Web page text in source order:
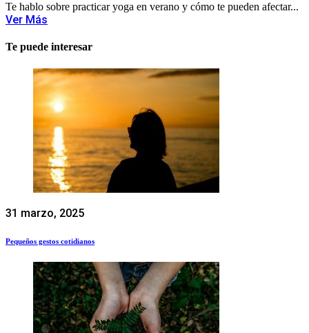
Te hablo sobre practicar yoga en verano y cómo te pueden afectar...
Ver Más
Te puede interesar
31 marzo, 2025
Pequeños gestos cotidianos